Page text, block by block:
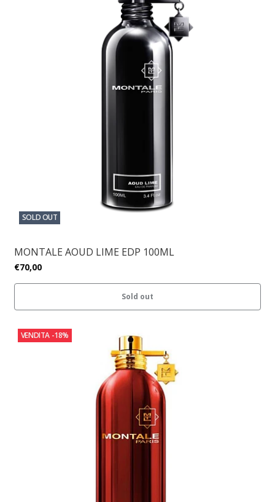
SOLD OUT
MONTALE AOUD LIME EDP 100ML
€70,00
Sold out
VENDITA -18%